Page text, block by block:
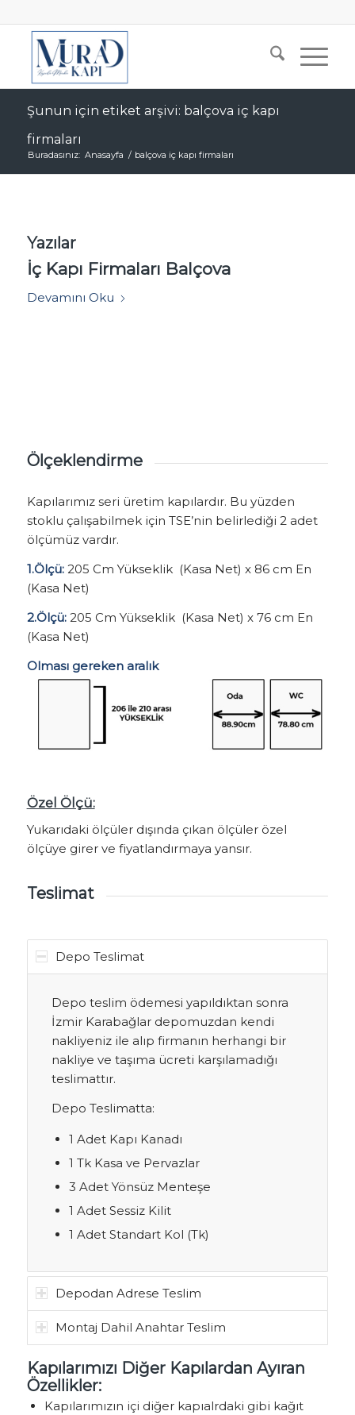
Şunun için etiket arşivi: balçova iç kapı
firmaları
Buradasınız: Anasayfa / balçova iç kapı firmaları
Yazılar
İç Kapı Firmaları Balçova
Devamını Oku
Ölçeklendirme
Kapılarımız seri üretim kapılardır. Bu yüzden
stoklu çalışabilmek için TSE’nin belirlediği 2 adet
ölçümüz vardır.
1.Ölçü:205 Cm Yükseklik (Kasa Net) x 86 cm En
(Kasa Net)
2.Ölçü:205 Cm Yükseklik (Kasa Net) x 76 cm En
(Kasa Net)
Olması gereken aralık
Özel Ölçü:
Yukarıdaki ölçüler dışında çıkan ölçüler özel
ölçüye girer ve fiyatlandırmaya yansır.
Teslimat
Depo Teslimat
Depo teslim ödemesi yapıldıktan sonra
İzmir Karabağlar depomuzdan kendi
nakliyeniz ile alıp firmanın herhangi bir
nakliye ve taşıma ücreti karşılamadığı
teslimattır.
Depo Teslimatta:
1 Adet Kapı Kanadı
1 Tk Kasa ve Pervazlar
3 Adet Yönsüz Menteşe
1 Adet Sessiz Kilit
1 Adet Standart Kol (Tk)
Depodan Adrese Teslim
Montaj Dahil Anahtar Teslim
Kapılarımızı Diğer Kapılardan Ayıran
Özellikler:
Kapılarımızın içi diğer kapıalrdaki gibi kağıt